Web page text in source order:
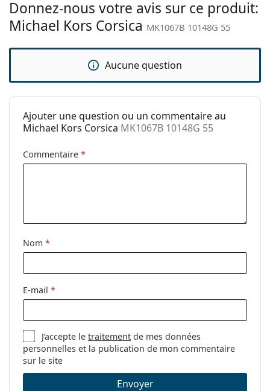
chiffon.
Explorez la gamme complète delunettes de soleil
Tissu de
nettoyage:
Oui
Pour femmes
Catégorie:
Lunettes de soleil
Utilisation:
Mode
Donnez-nous votre avis sur ce produit:
Michael Kors Corsica MK1067B 10148G 55
Aucune question
Ajouter une question ou un commentaire au
Michael Kors Corsica MK1067B 10148G 55
Commentaire *
Nom *
E-mail *
J’accepte letraitement de mes données
personnelles et la publication de mon commentaire
sur le site
Envoyer